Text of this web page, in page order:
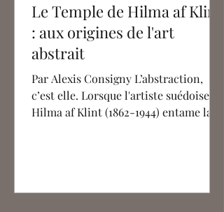
Le Temple de Hilma af Klint
: aux origines de l'art
abstrait
Par Alexis Consigny L’abstraction,
c’est elle. Lorsque l'artiste suédoise
Hilma af Klint (1862-1944) entame la